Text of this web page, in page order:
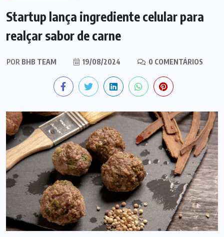
Startup lança ingrediente celular para
realçar sabor de carne
POR BHB TEAM 19/08/2024 0 COMENTÁRIOS